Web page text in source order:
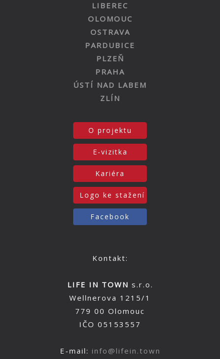
LIBEREC
OLOMOUC
OSTRAVA
PARDUBICE
PLZEŇ
PRAHA
ÚSTÍ NAD LABEM
ZLÍN
O projektu
E-vizitka
Kariéra
Logo ke stažení
Facebook
Kontakt:
LIFE IN TOWN s.r.o.
Wellnerova 1215/1
779 00 Olomouc
IČO 05153557
E-mail: info@lifein.town